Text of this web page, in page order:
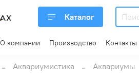
Каталог
О компании Производство Контакты
Аквариумистика Аквариумы